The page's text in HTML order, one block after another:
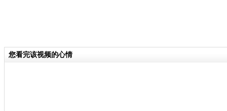
您看完该视频的心情